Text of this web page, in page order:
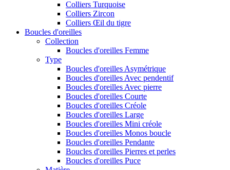
Colliers Turquoise
Colliers Zircon
Colliers Œil du tigre
Boucles d'oreilles
Collection
Boucles d'oreilles Femme
Type
Boucles d'oreilles Asymétrique
Boucles d'oreilles Avec pendentif
Boucles d'oreilles Avec pierre
Boucles d'oreilles Courte
Boucles d'oreilles Créole
Boucles d'oreilles Large
Boucles d'oreilles Mini créole
Boucles d'oreilles Monos boucle
Boucles d'oreilles Pendante
Boucles d'oreilles Pierres et perles
Boucles d'oreilles Puce